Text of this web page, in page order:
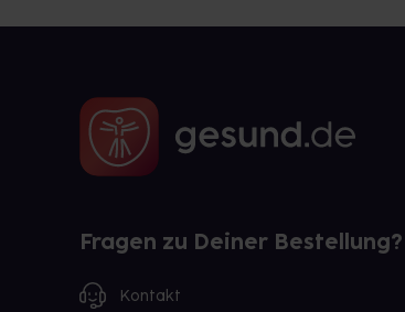
Fragen zu Deiner Bestellung?
Kontakt